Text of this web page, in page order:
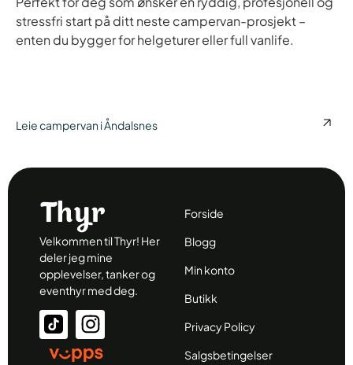
stressfri start på ditt neste campervan-prosjekt –
enten du bygger for helgeturer eller full vanlife.
Leie campervan i Åndalsnes
Velkommen til Thyr! Her
deler jeg mine
opplevelser, tanker og
eventhyr med deg.
Forside
Blogg
Min konto
Butikk
Privacy Policy
Salgsbetingelser